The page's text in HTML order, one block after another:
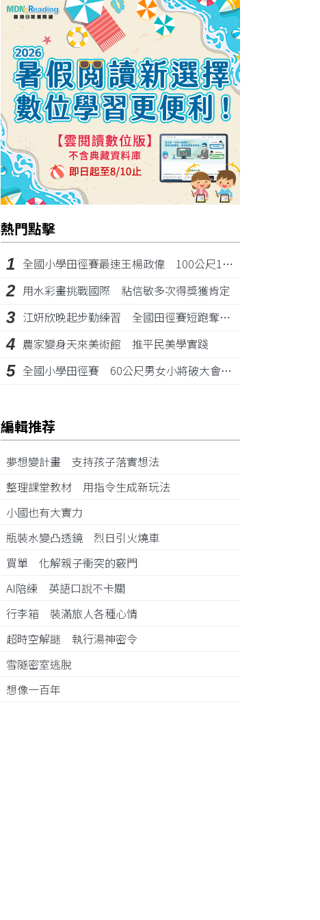
熱門點擊
1 全國小學田徑賽最速王楊政偉 100公尺11秒87奪金
2 用水彩畫挑戰國際 粘信敏多次得獎獲肯定
3 江姸欣晚起步勤練習 全國田徑賽短跑奪金摘銅
4 農家變身天來美術館 推平民美學實踐
5 全國小學田徑賽 60公尺男女小將破大會紀錄
編輯推荐
夢想變計畫 支持孩子落實想法
整理課堂教材 用指令生成新玩法
小國也有大實力
瓶裝水變凸透鏡 烈日引火燒車
買單 化解親子衝突的竅門
AI陪練 英語口說不卡關
行李箱 裝滿旅人各種心情
超時空解謎 執行湯神密令
雪隧密室逃脫
想像一百年